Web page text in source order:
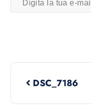
DSC_7186